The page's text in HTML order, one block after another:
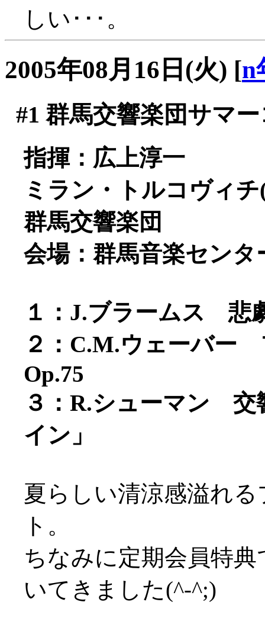
しい･･･。
2005年08月16日(火) [n
#1 群馬交響楽団サマ
指揮：広上淳一
ミラン・トルコヴィ
群馬交響楽団
会場：群馬音楽センタ
１：J.ブラームス 悲
２：C.M.ウェーバー
Op.75
３：R.シューマン 交
イン」
夏らしい清涼感溢れ
ト。
ちなみに定期会員特
いてきました(^-^;)